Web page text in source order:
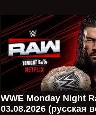
WWE Monday Night
03.08.2026 (русская